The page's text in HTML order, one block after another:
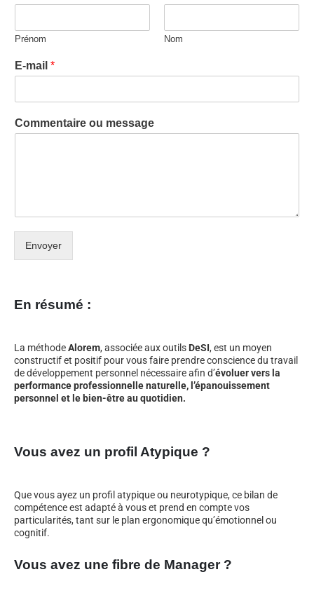
Prénom Nom
E-mail *
Commentaire ou message
Envoyer
En résumé :
La méthodeAlorem, associée aux outils DeSI, est un moyen
constructif et positif pour vous faire prendre conscience du travail
de développement personnel nécessaire afin d’évoluer vers la
performance professionnelle naturelle, l’épanouissement
personnel et le bien-être au quotidien.
Vous avez un profil Atypique ?
Que vous ayez un profil atypique ou neurotypique, ce bilan de
compétence est adapté à vous et prend en compte vos
particularités, tant sur le plan ergonomique qu’émotionnel ou
cognitif.
Vous avez une fibre de Manager ?